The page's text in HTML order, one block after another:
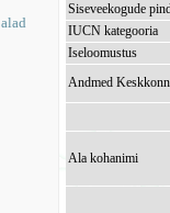
Siseveekogude
IUCN kategooria
Iseloomustus
Andmed
Ala kohanimi